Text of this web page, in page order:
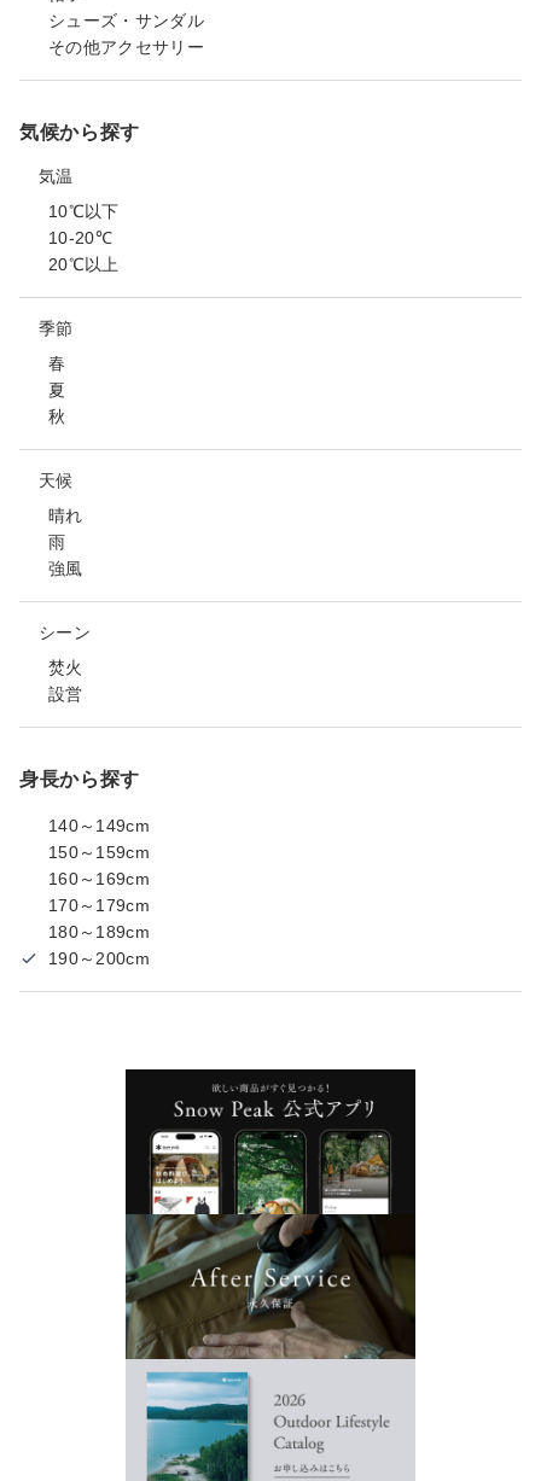
シューズ・サンダル
その他アクセサリー
気候から探す
気温
10℃以下
10-20℃
20℃以上
季節
春
夏
秋
天候
晴れ
雨
強風
シーン
焚火
設営
身長から探す
140～149cm
150～159cm
160～169cm
170～179cm
180～189cm
190～200cm